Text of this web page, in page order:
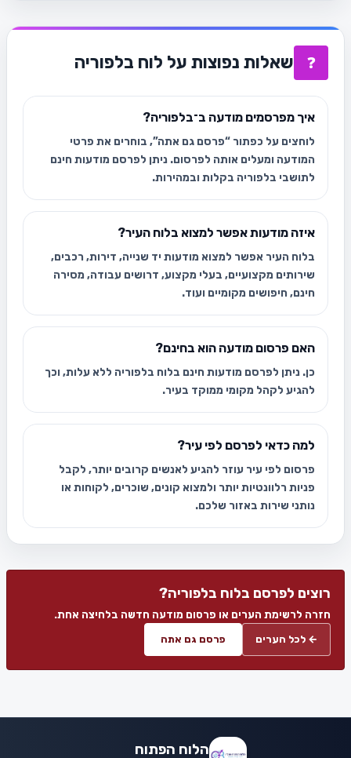
❓ שאלות נפוצות על לוח בלפוריה
איך מפרסמים מודעה ב־בלפוריה?
לוחצים על כפתור “פרסם גם אתה”, בוחרים את פרטי
המודעה ומעלים אותה לפרסום. ניתן לפרסם מודעות חינם
לתושבי בלפוריה בקלות ובמהירות.
איזה מודעות אפשר למצוא בלוח העיר?
בלוח העיר אפשר למצוא מודעות יד שנייה, דירות, רכבים,
שירותים מקצועיים, בעלי מקצוע, דרושים עבודה, מסירה
חינם, חיפושים מקומיים ועוד.
האם פרסום מודעה הוא בחינם?
כן. ניתן לפרסם מודעות חינם בלוח בלפוריה ללא עלות, וכך
להגיע לקהל מקומי ממוקד בעיר.
למה כדאי לפרסם לפי עיר?
פרסום לפי עיר עוזר להגיע לאנשים קרובים יותר, לקבל
פניות רלוונטיות יותר ולמצוא קונים, שוכרים, לקוחות או
נותני שירות באזור שלכם.
רוצים לפרסם בלוח בלפוריה?
חזרה לרשימת הערים או פרסום מודעה חדשה בלחיצה אחת.
← לכל הערים פרסם גם אתה
הלוח הפתוח